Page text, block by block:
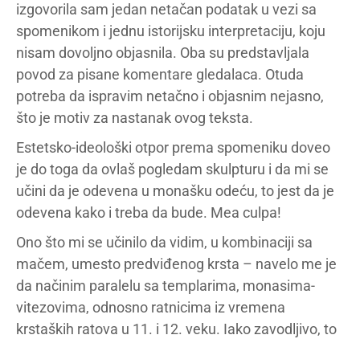
izgovorila sam jedan netačan podatak u vezi sa
spomenikom i jednu istorijsku interpretaciju, koju
nisam dovoljno objasnila. Oba su predstavljala
povod za pisane komentare gledalaca. Otuda
potreba da ispravim netačno i objasnim nejasno,
što je motiv za nastanak ovog teksta.
Estetsko-ideološki otpor prema spomeniku doveo
je do toga da ovlaš pogledam skulpturu i da mi se
učini da je odevena u monašku odeću, to jest da je
odevena kako i treba da bude. Mea culpa!
Ono što mi se učinilo da vidim, u kombinaciji sa
mačem, umesto predviđenog krsta – navelo me je
da načinim paralelu sa templarima, monasima-
vitezovima, odnosno ratnicima iz vremena
krstaških ratova u 11. i 12. veku. Iako zavodljivo, to